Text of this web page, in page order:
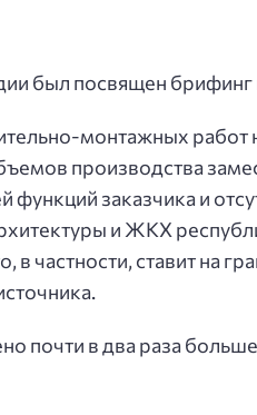
был посвящен брифинг
монтажных работ
производства
заказчика и
и ЖКХ
частности, ставит на
почти в два раза